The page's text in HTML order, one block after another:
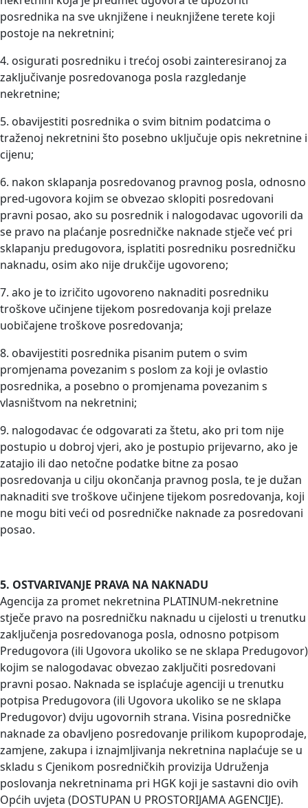
posrednika na sve uknjižene i neuknjižene terete koji
postoje na nekretnini;
4. osigurati posredniku i trećoj osobi zainteresiranoj za
zaključivanje posredovanoga posla razgledanje
nekretnine;
5. obavijestiti posrednika o svim bitnim podatcima o
traženoj nekretnini što posebno uključuje opis nekretnine i
cijenu;
6. nakon sklapanja posredovanog pravnog posla, odnosno
pred-ugovora kojim se obvezao sklopiti posredovani
pravni posao, ako su posrednik i nalogodavac ugovorili da
se pravo na plaćanje posredničke naknade stječe već pri
sklapanju predugovora, isplatiti posredniku posredničku
naknadu, osim ako nije drukčije ugovoreno;
7. ako je to izričito ugovoreno naknaditi posredniku
troškove učinjene tijekom posredovanja koji prelaze
uobičajene troškove posredovanja;
8. obavijestiti posrednika pisanim putem o svim
promjenama povezanim s poslom za koji je ovlastio
posrednika, a posebno o promjenama povezanim s
vlasništvom na nekretnini;
9. nalogodavac će odgovarati za štetu, ako pri tom nije
postupio u dobroj vjeri, ako je postupio prijevarno, ako je
zatajio ili dao netočne podatke bitne za posao
posredovanja u cilju okončanja pravnog posla, te je dužan
naknaditi sve troškove učinjene tijekom posredovanja, koji
ne mogu biti veći od posredničke naknade za posredovani
posao.
5. OSTVARIVANJE PRAVA NA NAKNADU
Agencija za promet nekretnina PLATINUM-nekretnine
stječe pravo na posredničku naknadu u cijelosti u trenutku
zaključenja posredovanoga posla, odnosno potpisom
Predugovora (ili Ugovora ukoliko se ne sklapa Predugovor)
kojim se nalogodavac obvezao zaključiti posredovani
pravni posao. Naknada se isplaćuje agenciji u trenutku
potpisa Predugovora (ili Ugovora ukoliko se ne sklapa
Predugovor) dviju ugovornih strana. Visina posredničke
naknade za obavljeno posredovanje prilikom kupoprodaje,
zamjene, zakupa i iznajmljivanja nekretnina naplaćuje se u
skladu s Cjenikom posredničkih provizija Udruženja
poslovanja nekretninama pri HGK koji je sastavni dio ovih
Općih uvjeta (DOSTUPAN U PROSTORIJAMA AGENCIJE).